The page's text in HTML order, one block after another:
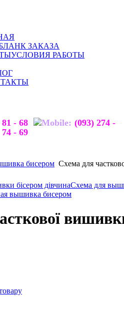
ЗАКАЗА
УСЛОВИЯ РАБОТЫ
- 68
(093) 274 -
74 - 69
бисером Схема для
бісером дівчинаСхема для
вышивка бисером